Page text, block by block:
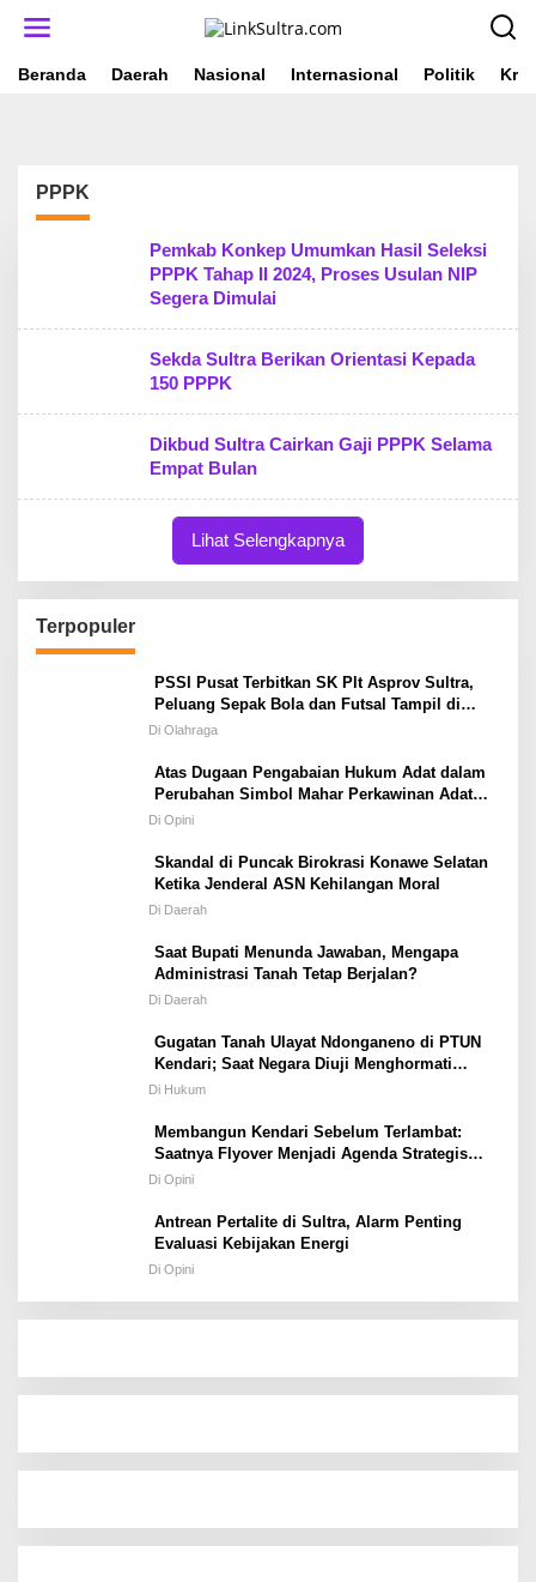
Beranda Daerah Nasional Internasional Politik
PPPK
Pemkab Konkep Umumkan Hasil Seleksi
PPPK Tahap II 2024, Proses Usulan NIP
Segera Dimulai
Sekda Sultra Berikan Orientasi Kepada
150 PPPK
Dikbud Sultra Cairkan Gaji PPPK Selama
Empat Bulan
Lihat Selengkapnya
Terpopuler
PSSI Pusat Terbitkan SK Plt Asprov Sultra,
Peluang Sepak Bola dan Futsal Tampil di
Porprov Tetap Terbuka
Di Olahraga
Atas Dugaan Pengabaian Hukum Adat dalam
Perubahan Simbol Mahar Perkawinan Adat
Masyarakat Pulau Wawonii
Di Opini
Skandal di Puncak Birokrasi Konawe Selatan
Ketika Jenderal ASN Kehilangan Moral
Di Daerah
Saat Bupati Menunda Jawaban, Mengapa
Administrasi Tanah Tetap Berjalan?
Di Daerah
Gugatan Tanah Ulayat Ndonganeno di PTUN
Kendari; Saat Negara Diuji Menghormati
Hukum atau Kekuasaan
Di Hukum
Membangun Kendari Sebelum Terlambat:
Saatnya Flyover Menjadi Agenda Strategis
Kota
Di Opini
Antrean Pertalite di Sultra, Alarm Penting
Evaluasi Kebijakan Energi
Di Opini